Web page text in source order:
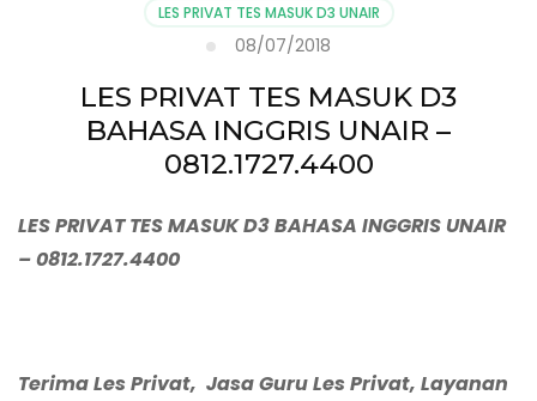
LES PRIVAT TES MASUK D3 UNAIR
08/07/2018
LES PRIVAT TES MASUK D3
BAHASA INGGRIS UNAIR –
0812.1727.4400
LES PRIVAT TES MASUK D3 BAHASA INGGRIS UNAIR
– 0812.1727.4400
Terima Les Privat, Jasa Guru Les Privat, Layanan